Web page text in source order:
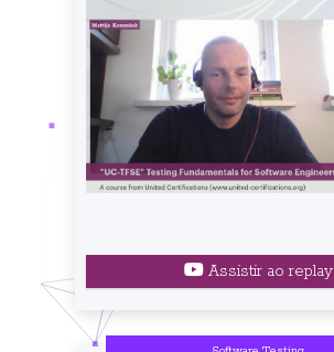
Assistir ao replay